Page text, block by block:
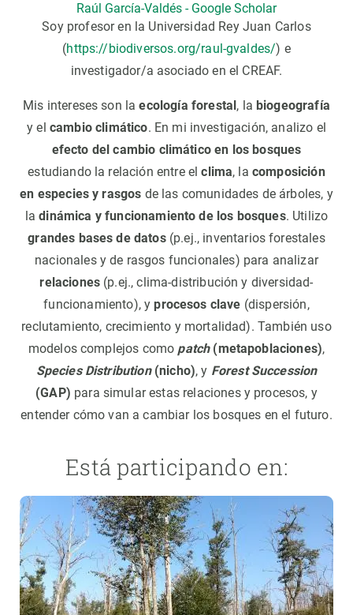
Raúl García-Valdés - Google Scholar
Soy profesor en la Universidad Rey Juan Carlos
(https://biodiversos.org/raul-gvaldes/) e
investigador/a asociado en el CREAF.
Mis intereses son laecología forestal, la biogeografía
y el cambio climático. En mi investigación, analizo el
efecto del cambio climático en los bosques
estudiando la relación entre elclima, la composición
en especies y rasgos de las comunidades de árboles, y
ladinámica y funcionamiento de los bosques. Utilizo
grandes bases de datos(p.ej., inventarios forestales
nacionales y de rasgos funcionales) para analizar
relaciones (p.ej., clima-distribución y diversidad-
funcionamiento), yprocesos clave (dispersión,
reclutamiento, crecimiento y mortalidad). También uso
modelos complejos como patch(metapoblaciones),
Species Distribution(nicho), y Forest Succession
(GAP) para simular estas relaciones y procesos, y
entender cómo van a cambiar los bosques en el futuro.
Está participando en: